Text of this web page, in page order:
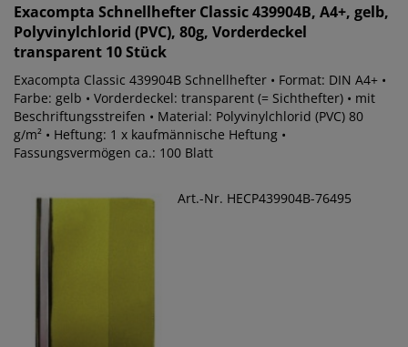
Exacompta Schnellhefter Classic 439904B, A4+, gelb,
Polyvinylchlorid (PVC), 80g, Vorderdeckel
transparent 10 Stück
Exacompta Classic 439904B Schnellhefter • Format: DIN A4+ •
Farbe: gelb • Vorderdeckel: transparent (= Sichthefter) • mit
Beschriftungsstreifen • Material: Polyvinylchlorid (PVC) 80
g/m² • Heftung: 1 x kaufmännische Heftung •
Fassungsvermögen ca.: 100 Blatt
Art.-Nr. HECP439904B-76495